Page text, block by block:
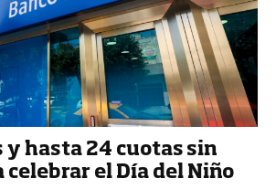
y hasta 24 cuotas sin
celebrar el Día del Niño